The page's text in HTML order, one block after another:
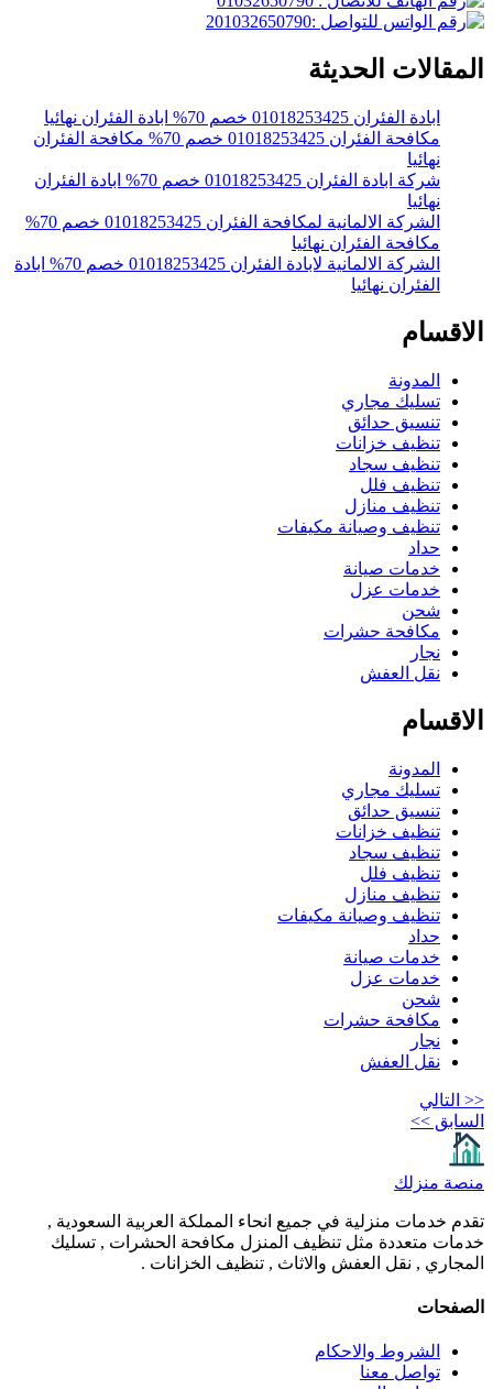
المقالات الحديثة
ابادة الفئران 01018253425 خصم 70% ابادة الفئران نهائيا
مكافحة الفئران 01018253425 خصم 70% مكافحة الفئران
نهائيا
شركة ابادة الفئران 01018253425 خصم 70% ابادة الفئران
نهائيا
الشركة الالمانية لمكافحة الفئران 01018253425 خصم 70%
مكافحة الفئران نهائيا
الشركة الالمانية لابادة الفئران 01018253425 خصم 70% ابادة
الفئران نهائيا
الاقسام
المدونة
تسليك مجاري
تنسيق حدائق
تنظيف خزانات
تنظيف سجاد
تنظيف فلل
تنظيف منازل
تنظيف وصيانة مكيفات
حداد
خدمات صيانة
خدمات عزل
شحن
مكافحة حشرات
نجار
نقل العفش
الاقسام
المدونة
تسليك مجاري
تنسيق حدائق
تنظيف خزانات
تنظيف سجاد
تنظيف فلل
تنظيف منازل
تنظيف وصيانة مكيفات
حداد
خدمات صيانة
خدمات عزل
شحن
مكافحة حشرات
نجار
نقل العفش
<< التالي
السابق >>
منصة منزلك
تقدم خدمات منزلية في جميع انحاء المملكة العربية السعودية ,
خدمات متعددة مثل تنظيف المنزل مكافحة الحشرات , تسليك
المجاري , نقل العفش والاثاث , تنظيف الخزانات .
الصفحات
الشروط والاحكام
تواصل معنا